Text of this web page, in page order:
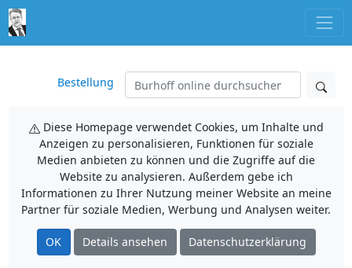
Bestellung
Diese Homepage verwendet Cookies, um Inhalte und
Anzeigen zu personalisieren, Funktionen für soziale
Medien anbieten zu können und die Zugriffe auf die
Website zu analysieren. Außerdem gebe ich
Informationen zu Ihrer Nutzung meiner Website an meine
Partner für soziale Medien, Werbung und Analysen weiter.
OK Details ansehen Datenschutzerklärung